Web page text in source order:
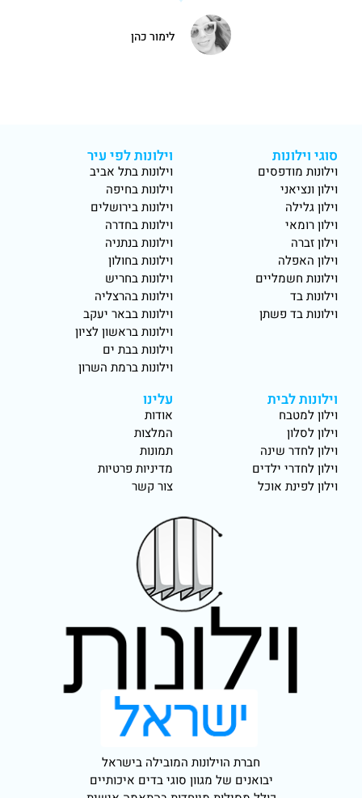
לימור כהן
סוגי וילונות
וילונות מודפסים
וילון ונציאני
וילון גלילה
וילון רומאי
וילון זברה
וילון האפלה
וילונות חשמליים
וילונות בד
וילונות בד פשתן
וילונות לפי עיר
וילונות בתל אביב
וילונות בחיפה
וילונות בירושלים
וילונות בחדרה
וילונות בנתניה
וילונות בחולון
וילונות בחריש
וילונות בהרצליה
וילונות בבאר יעקב
וילונות בראשון לציון
וילונות בבת ים
וילונות ברמת השרון
וילונות לבית
וילון למטבח
וילון לסלון
וילון לחדר שינה
וילון לחדרי ילדים
וילון לפינת אוכל
עלינו
אודות
המלצות
תמונות
מדיניות פרטיות
צור קשר
חברת הוילונות המובילה בישראל
יבואנים של מגוון סוגי בדים איכותיים